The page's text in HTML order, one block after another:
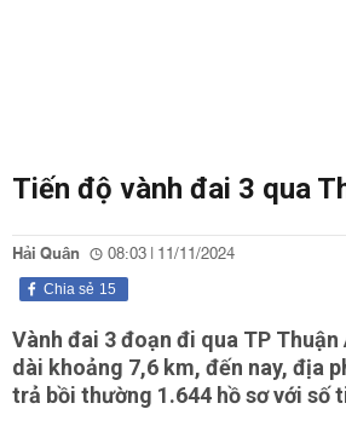
Tiến độ vành đai 3 qua
Hải Quân 08:03 | 11/11/2024
15
Chia sẻ
Vành đai 3 đoạn đi qua TP
dài khoảng 7,6 km, đến nay, địa
trả bồi thường 1.644 hồ sơ với số